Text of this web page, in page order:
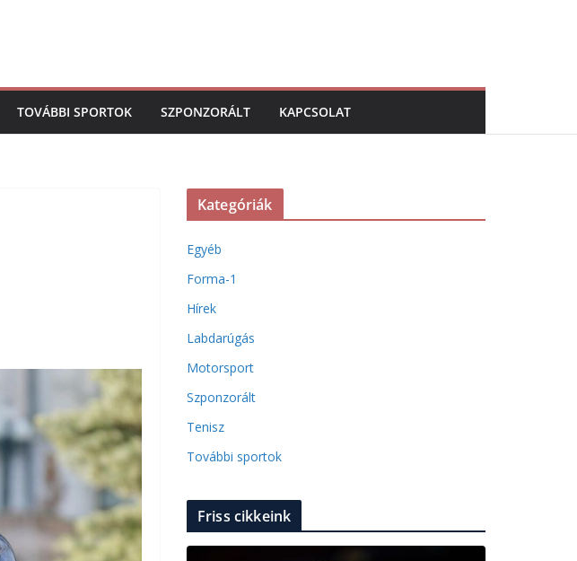
TOVÁBBI SPORTOK SZPONZORÁLT KAPCSOLAT
Kategóriák
Egyéb
Forma-1
Hírek
Labdarúgás
Motorsport
Szponzorált
Tenisz
További sportok
Friss cikkeink